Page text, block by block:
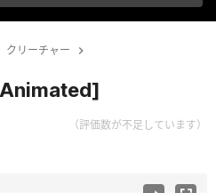
クリーチャー
（評価数が不足しています）